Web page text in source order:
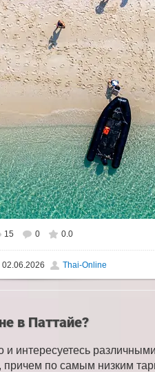
15 0 0.0
02.06.2026 Thai-Online
в Паттайе?
интересуетесь
причем по самым низким